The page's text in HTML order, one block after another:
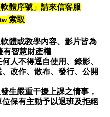
體序號」請來信客服
索取
體或教學內容、影片皆為
智慧財產權
人不得逕自使用、錄影、
改作、散布、發行、公開
生嚴重干擾上課之情事，
保有主動予以退班及拒絕